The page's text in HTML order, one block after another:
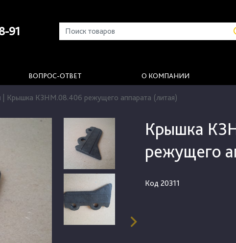
91
ВОПРОС-ОТВЕТ О КОМПАНИИ
Крышка КЗНМ.08.406 режущего аппарата (литая)
Крышка
режущего
Код 20311